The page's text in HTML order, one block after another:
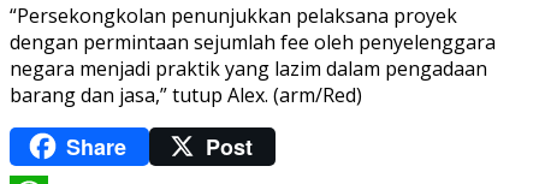
“Persekongkolan penunjukkan pelaksana proyek
dengan permintaan sejumlah fee oleh penyelenggara
negara menjadi praktik yang lazim dalam pengadaan
barang dan jasa,” tutup Alex. (arm/Red)
Share Post